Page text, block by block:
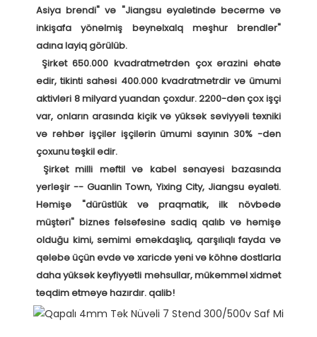
Asiya brendi" və "Jiangsu əyalətində becərmə və
inkişafa yönəlmiş beynəlxalq məşhur brendlər"
adına layiq görülüb.
edir, tikinti sahəsi 400.000 kvadratmetrdir və ümumi
aktivləri 8 milyard yuandan çoxdur. 2200-dən çox işçi
var, onların arasında kiçik və yüksək səviyyəli texniki
və rəhbər işçilər işçilərin ümumi sayının 30% -dən
çoxunu təşkil edir.
yerləşir -- Guanlin Town, Yixing City, Jiangsu əyaləti.
Həmişə "dürüstlük və praqmatik, ilk növbədə
müştəri" biznes fəlsəfəsinə sadiq qalıb və həmişə
olduğu kimi, səmimi əməkdaşlıq, qarşılıqlı fayda və
qələbə üçün evdə və xaricdə yeni və köhnə dostlarla
daha yüksək keyfiyyətli məhsullar, mükəmməl xidmət